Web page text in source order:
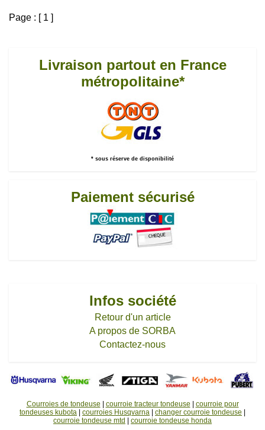
Page : [ 1 ]
Livraison partout en France
métropolitaine*
* sous réserve de disponibilité
Paiement sécurisé
Infos société
Retour d'un article
A propos de SORBA
Contactez-nous
Courroies de tondeuse | courroie tracteur tondeuse | courroie pour
tondeuses kubota | courroies Husqvarna | changer courroie tondeuse |
courroie tondeuse mtd | courroie tondeuse honda